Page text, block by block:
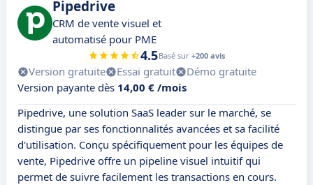
Pipedrive
CRM de vente visuel et
automatisé pour PME
4.5Basé sur +200 avis
Version gratuite Essai gratuit
Démo gratuite
Version payante dès 14,00 € /mois
Pipedrive, une solution SaaS leader sur le marché, se
distingue par ses fonctionnalités avancées et sa facilité
d'utilisation. Conçu spécifiquement pour les équipes de
vente, Pipedrive offre un pipeline visuel intuitif qui
permet de suivre facilement les transactions en cours.